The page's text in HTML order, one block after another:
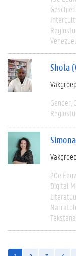
Shola
Gender
20e
Digital